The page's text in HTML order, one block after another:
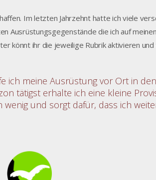
Im letzten Jahrzehnt hatte ich viele
Ausrüstungsgegenstände die ich auf
könnt ihr die jeweilige Rubrik aktivieren
meine Ausrüstung vor Ort in
tätigst erhalte ich eine kleine
und sorgt dafür, dass ich